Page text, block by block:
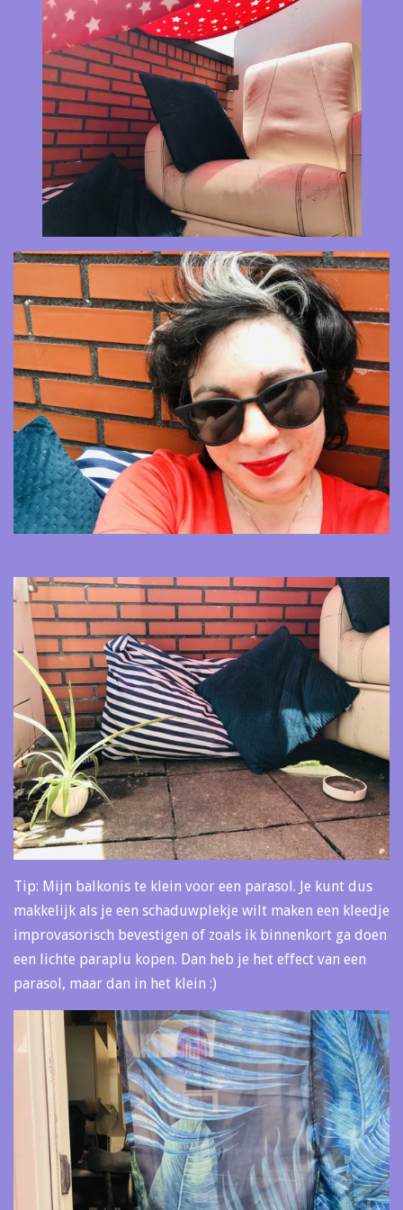
Tip: Mijn balkonis te klein voor een parasol. Je kunt dus
makkelijk als je een schaduwplekje wilt maken een kleedje
improvasorisch bevestigen of zoals ik binnenkort ga doen
een lichte paraplu kopen. Dan heb je het effect van een
parasol, maar dan in het klein :)